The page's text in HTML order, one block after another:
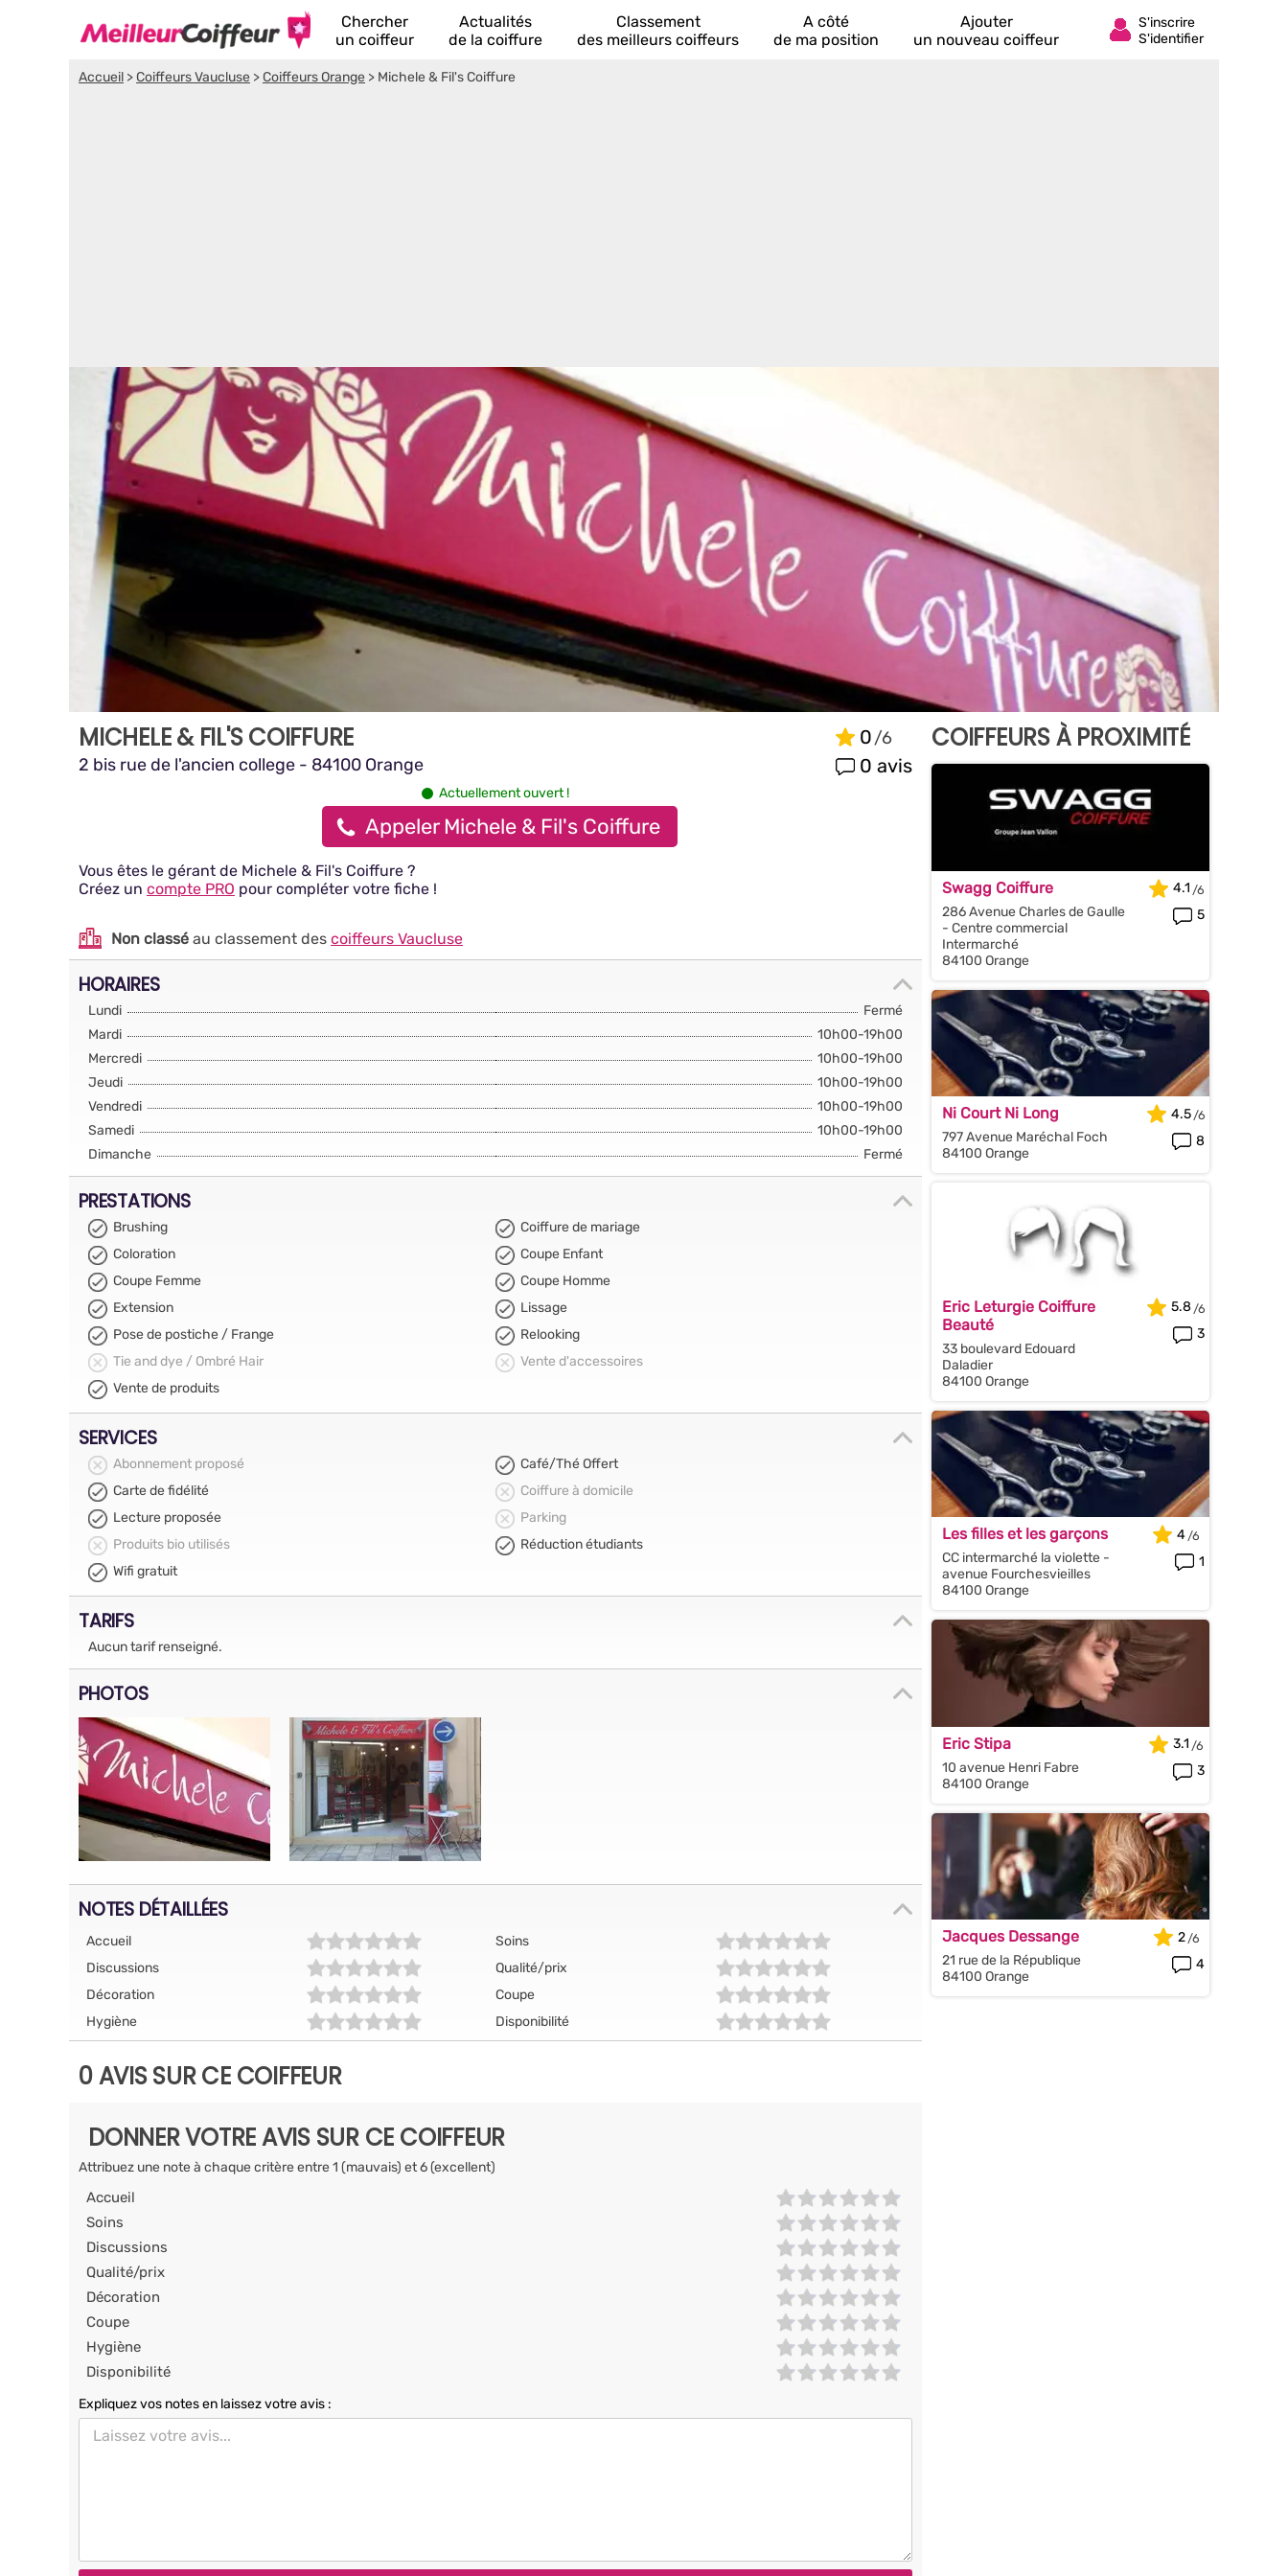
Chercher
un coiffeur
Actualités
de la coiffure
Classement
des meilleurs coiffeurs
A côté
de ma position
Ajouter
un nouveau coiffeur
Accueil >Coiffeurs Vaucluse >Coiffeurs Orange > Michele & Fil's Coiffure
MICHELE & FIL'S COIFFURE
2 bis rue de l'ancien college - 84100 Orange
0
0 avis
Actuellement ouvert !
Appeler Michele & Fil's Coiffure
Vous êtes le gérant de Michele & Fil's Coiffure ?
Créez un compte PRO pour compléter votre fiche !
Non classé au classement des coiffeurs Vaucluse
HORAIRES
Lundi
Fermé
Mardi
10h00-19h00
Mercredi
10h00-19h00
Jeudi
10h00-19h00
Vendredi
10h00-19h00
Samedi
10h00-19h00
Dimanche
Fermé
PRESTATIONS
Brushing
Coiffure de mariage
Coloration
Coupe Enfant
Coupe Femme
Coupe Homme
Extension
Lissage
Pose de postiche / Frange
Relooking
Tie and dye / Ombré Hair
Vente d'accessoires
Vente de produits
SERVICES
Abonnement proposé
Café/Thé Offert
Carte de fidélité
Coiffure à domicile
Lecture proposée
Parking
Produits bio utilisés
Réduction étudiants
Wifi gratuit
TARIFS
Aucun tarif renseigné.
PHOTOS
NOTES DÉTAILLÉES
Accueil
Soins
Discussions
Qualité/prix
Décoration
Coupe
Hygiène
Disponibilité
0 AVIS SUR CE COIFFEUR
DONNER VOTRE AVIS SUR CE COIFFEUR
Attribuez une note à chaque critère entre 1 (mauvais) et 6 (excellent)
Accueil
Soins
Discussions
Qualité/prix
Décoration
Coupe
Hygiène
Disponibilité
Expliquez vos notes en laissez votre avis :
COIFFEURS À PROXIMITÉ
Swagg Coiffure
286 Avenue Charles de Gaulle
- Centre commercial
Intermarché
84100 Orange
4.1
5
Ni Court Ni Long
797 Avenue Maréchal Foch
84100 Orange
4.5
8
Eric Leturgie Coiffure
Beauté
33 boulevard Edouard
Daladier
84100 Orange
5.8
3
Les filles et les garçons
CC intermarché la violette -
avenue Fourchesvieilles
84100 Orange
4
1
Eric Stipa
10 avenue Henri Fabre
84100 Orange
3.1
3
Jacques Dessange
21 rue de la République
84100 Orange
2
4